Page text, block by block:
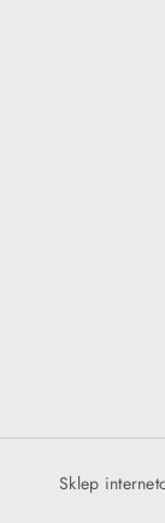
Sklep